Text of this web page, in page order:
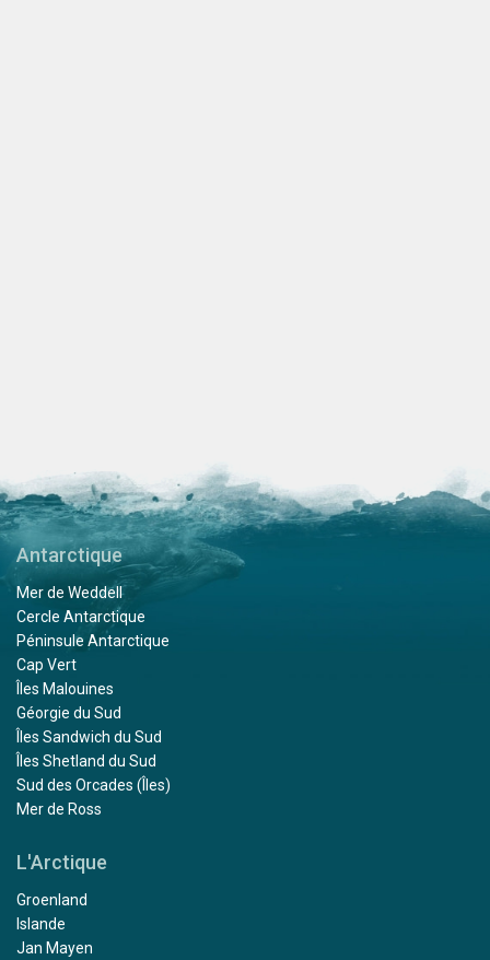
Antarctique
Mer de Weddell
Cercle Antarctique
Péninsule Antarctique
Cap Vert
Îles Malouines
Géorgie du Sud
Îles Sandwich du Sud
Îles Shetland du Sud
Sud des Orcades (Îles)
Mer de Ross
L'Arctique
Groenland
Islande
Jan Mayen